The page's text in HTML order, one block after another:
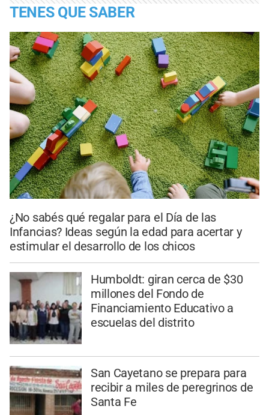
TENES QUE SABER
¿No sabés qué regalar para el Día de las
Infancias? Ideas según la edad para acertar y
estimular el desarrollo de los chicos
Humboldt: giran cerca de $30
millones del Fondo de
Financiamiento Educativo a
escuelas del distrito
San Cayetano se prepara para
recibir a miles de peregrinos de
Santa Fe